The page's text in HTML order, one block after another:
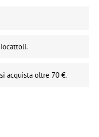
acquista oltre 70 €.